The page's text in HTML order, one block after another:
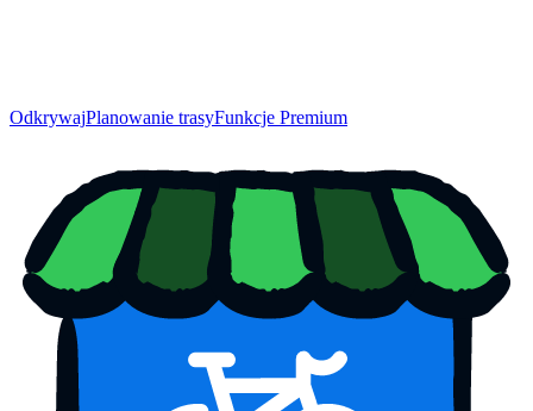
OdkrywajPlanowanie trasyFunkcje Premium